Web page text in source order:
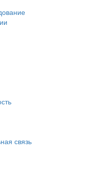
связь